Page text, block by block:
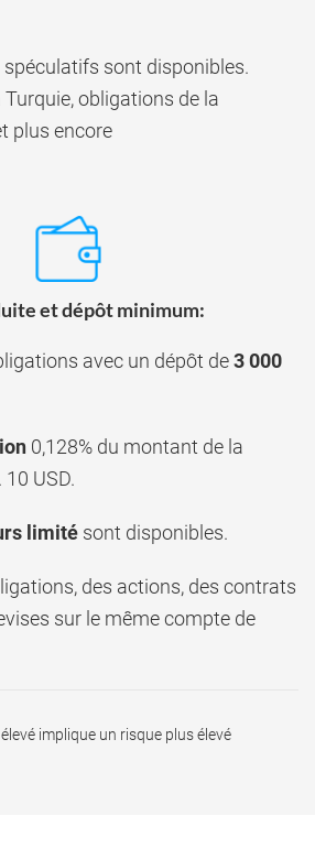
sont disponibles.
obligations de la
plus encore
et dépôt minimum:
avec un dépôt de3 000
0,128% du montant de la
USD.
limitésont disponibles.
des actions, des contrats
sur le même compte de
implique un risque plus élevé